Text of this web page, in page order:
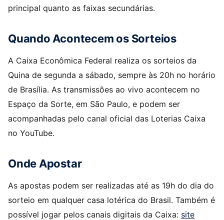
principal quanto as faixas secundárias.
Quando Acontecem os Sorteios
A Caixa Econômica Federal realiza os sorteios da
Quina de segunda a sábado, sempre às 20h no horário
de Brasília. As transmissões ao vivo acontecem no
Espaço da Sorte, em São Paulo, e podem ser
acompanhadas pelo canal oficial das Loterias Caixa
no YouTube.
Onde Apostar
As apostas podem ser realizadas até as 19h do dia do
sorteio em qualquer casa lotérica do Brasil. Também é
possível jogar pelos canais digitais da Caixa: site